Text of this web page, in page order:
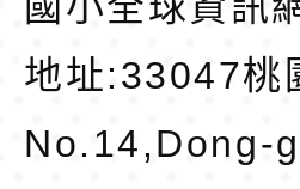
地址:33047桃
No.14,Dong-